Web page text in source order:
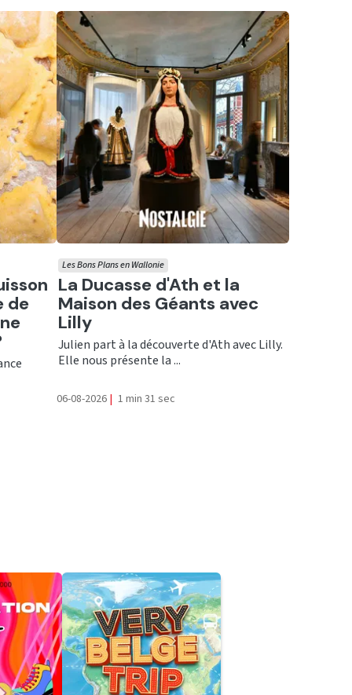
de
Ecouter
La Ducasse d'Ath et la
Maison des Géants avec
Lilly
Les Bons Plans en Wallonie
Julien part à la découverte d'Ath avec Lilly.
Elle nous présente la ...
06-08-2026 | 1 min 31 sec